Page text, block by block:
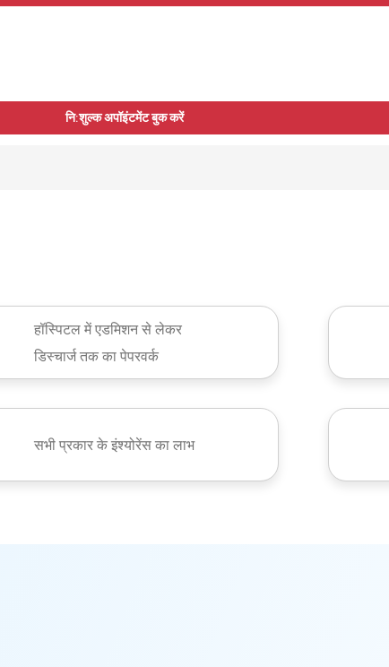
नि:शुल्क अपॉइंटमेंट बुक करें
हॉस्पिटल में एडमिशन से लेकर
डिस्चार्ज तक का पेपरवर्क
सभी प्रकार के इंश्योरेंस का लाभ